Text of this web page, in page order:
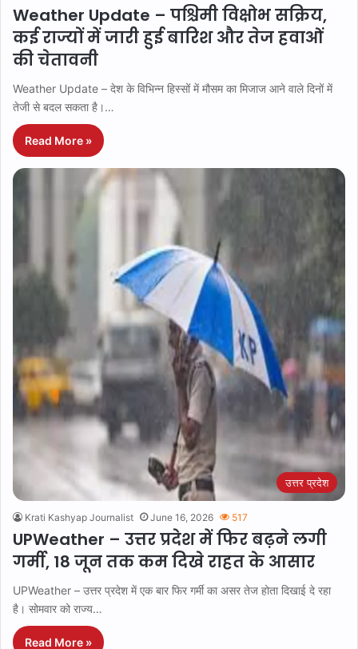
Weather Update – पश्चिमी विक्षोभ सक्रिय,
कई राज्यों में जारी हुई बारिश और तेज हवाओं
की चेतावनी
Weather Update – देश के विभिन्न हिस्सों में मौसम का मिजाज आने वाले दिनों में
तेजी से बदल सकता है।…
Read More »
उत्तर प्रदेश
Krati Kashyap Journalist June 16, 2026 517
UPWeather – उत्तर प्रदेश में फिर बढ़ने लगी
गर्मी, 18 जून तक कम दिखे राहत के आसार
UPWeather – उत्तर प्रदेश में एक बार फिर गर्मी का असर तेज होता दिखाई दे रहा
है। सोमवार को राज्य…
Read More »